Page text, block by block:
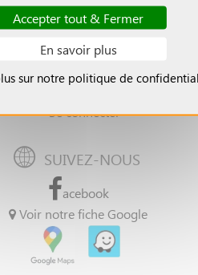
Accepter tout & Fermer
En savoir plus
sur notre politique de
Meguila et
Dimanche 8
des enfants 🎭
Du 1er au 9 avril
Mardi 5 mai :
Chavouot 🕍✡
annuel 🍽
et à venir : soirée
Jazz
d'utilisation des Cookies
MON COMPTE
» Débloquerl'entête
» Se connecter
SUIVEZ-NOUS
acebook
Voir notre fiche Google